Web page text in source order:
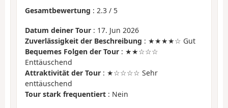
Gesamtbewertung : 2.3 / 5
Datum deiner Tour : 17. Jun 2026
Zuverlässigkeit der Beschreibung : ★★★★☆ Gut
Bequemes Folgen der Tour : ★★☆☆☆
Enttäuschend
Attraktivität der Tour : ★☆☆☆☆ Sehr
enttäuschend
Tour stark frequentiert : Nein